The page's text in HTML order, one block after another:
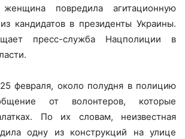
повредила агитационную
кандидатов в президенты Украины.
пресс-служба Нацполиции в
февраля, около полудня в полицию
от волонтеров, которые
По их словам, неизвестная
одну из конструкций на улице